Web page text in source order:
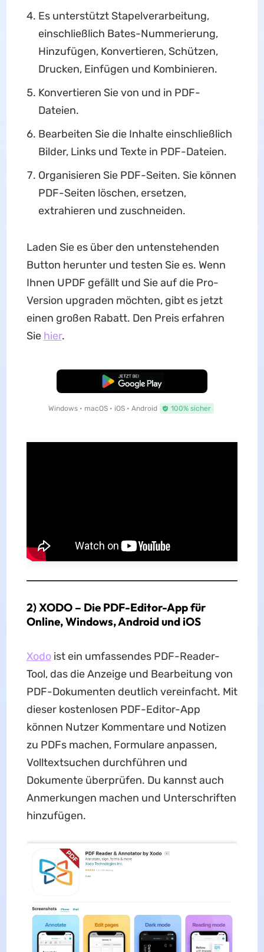
Es unterstützt Stapelverarbeitung,
einschließlich Bates-Nummerierung,
Hinzufügen, Konvertieren, Schützen,
Drucken, Einfügen und Kombinieren.
Konvertieren Sie von und in PDF-
Dateien.
Bearbeiten Sie die Inhalte einschließlich
Bilder, Links und Texte in PDF-Dateien.
Organisieren Sie PDF-Seiten. Sie können
PDF-Seiten löschen, ersetzen,
extrahieren und zuschneiden.
Laden Sie es über den untenstehenden
Button herunter und testen Sie es. Wenn
Ihnen UPDF gefällt und Sie auf die Pro-
Version upgraden möchten, gibt es jetzt
einen großen Rabatt. Den Preis erfahren
Sie hier.
Kostenloser Download
Windows • macOS • iOS • Android 100% sicher
2) XODO – Die PDF-Editor-App für
Online, Windows, Android und iOS
Xodoist ein umfassendes PDF-Reader-
Tool, das die Anzeige und Bearbeitung von
PDF-Dokumenten deutlich vereinfacht. Mit
dieser kostenlosen PDF-Editor-App
können Nutzer Kommentare und Notizen
zu PDFs machen, Formulare anpassen,
Volltextsuchen durchführen und
Dokumente überprüfen. Du kannst auch
Anmerkungen machen und Unterschriften
hinzufügen.